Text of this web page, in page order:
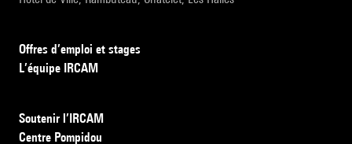
Offres d’emploi et stages
L’équipe IRCAM
Soutenir l’IRCAM
Centre Pompidou